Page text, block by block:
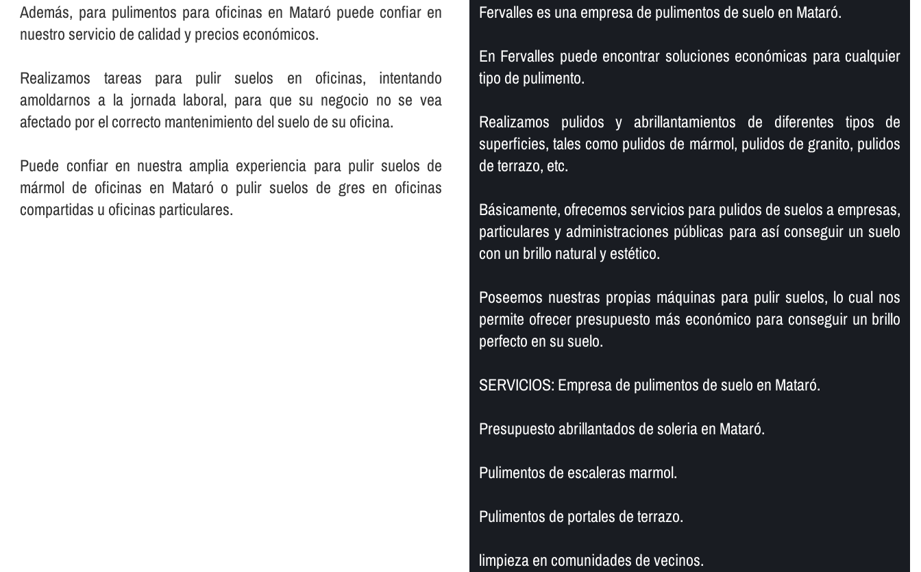
Además, para pulimentos para oficinas en Mataró puede confiar en
nuestro servicio de calidad y precios económicos.
Realizamos tareas para pulir suelos en oficinas, intentando
amoldarnos a la jornada laboral, para que su negocio no se vea
afectado por el correcto mantenimiento del suelo de su oficina.
Puede confiar en nuestra amplia experiencia para pulir suelos de
mármol de oficinas en Mataró o pulir suelos de gres en oficinas
compartidas u oficinas particulares.
Fervalles es una empresa de pulimentos de suelo en Mataró.
En Fervalles puede encontrar soluciones económicas para cualquier
tipo de pulimento.
Realizamos pulidos y abrillantamientos de diferentes tipos de
superficies, tales como pulidos de mármol, pulidos de granito, pulidos
de terrazo, etc.
Básicamente, ofrecemos servicios para pulidos de suelos a empresas,
particulares y administraciones públicas para así­ conseguir un suelo
con un brillo natural y estético.
Poseemos nuestras propias máquinas para pulir suelos, lo cual nos
permite ofrecer presupuesto más económico para conseguir un brillo
perfecto en su suelo.
SERVICIOS: Empresa de pulimentos de suelo en Mataró.
Presupuesto abrillantados de soleria en Mataró.
Pulimentos de escaleras marmol.
Pulimentos de portales de terrazo.
limpieza en comunidades de vecinos.